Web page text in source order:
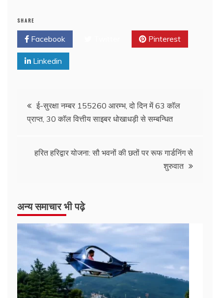
SHARE
Facebook Pinterest
Linkedin
ई-सुरक्षा नम्बर 155260 आरम्भ, दो दिन में 63 कॉल
प्राप्त, 30 कॉल वित्तीय साइबर धोखाधड़ी से सम्बन्धित
हरित हरिद्वार योजना: सौ भवनों की छतों पर रूफ गार्डनिंग से
शुरुवात
अन्य समाचार भी पढ़े